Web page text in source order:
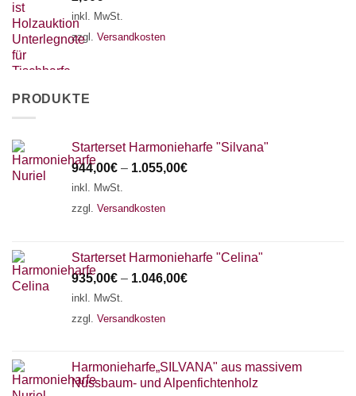
inkl. MwSt.
zzgl. Versandkosten
PRODUKTE
Starterset Harmonieharfe "Silvana"
944,00€ – 1.055,00€
inkl. MwSt.
zzgl. Versandkosten
Starterset Harmonieharfe "Celina"
935,00€ – 1.046,00€
inkl. MwSt.
zzgl. Versandkosten
Harmonieharfe„SILVANA" aus massivem
Nussbaum- und Alpenfichtenholz